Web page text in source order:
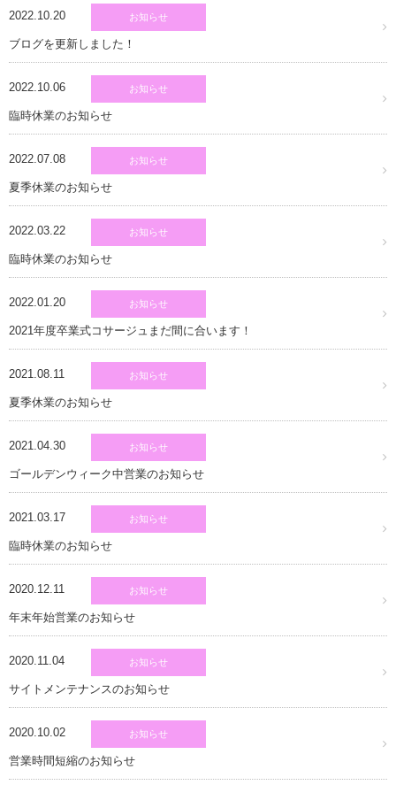
2022.10.20 お知らせ
ブログを更新しました！
2022.10.06 お知らせ
臨時休業のお知らせ
2022.07.08 お知らせ
夏季休業のお知らせ
2022.03.22 お知らせ
臨時休業のお知らせ
2022.01.20 お知らせ
2021年度卒業式コサージュまだ間に合います！
2021.08.11 お知らせ
夏季休業のお知らせ
2021.04.30 お知らせ
ゴールデンウィーク中営業のお知らせ
2021.03.17 お知らせ
臨時休業のお知らせ
2020.12.11 お知らせ
年末年始営業のお知らせ
2020.11.04 お知らせ
サイトメンテナンスのお知らせ
2020.10.02 お知らせ
営業時間短縮のお知らせ